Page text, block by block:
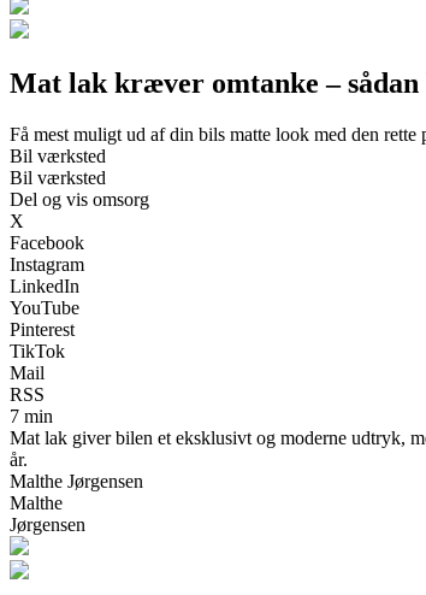
Mat lak kræver omtanke –
Få mest muligt ud af din bils matte look med den rette
Bil værksted
Bil værksted
Del og vis omsorg
X
Facebook
Instagram
LinkedIn
YouTube
Pinterest
TikTok
Mail
RSS
7 min
Mat lak giver bilen et eksklusivt og moderne udtryk,
år.
Malthe Jørgensen
Malthe
Jørgensen